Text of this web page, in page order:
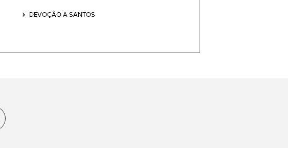
DEVOÇÃO A SANTOS
no TikTok
a gente no Pinterest